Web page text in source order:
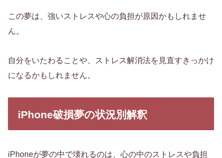
この夢は、強いストレスや心の負担が原因かもしれませ
ん。
自分をいたわることや、ストレス解消法を見直すきっかけ
になるかもしれません。
iPhone破損夢の状況別解釈
iPhoneが夢の中で壊れるのは、心の中のストレスや負担